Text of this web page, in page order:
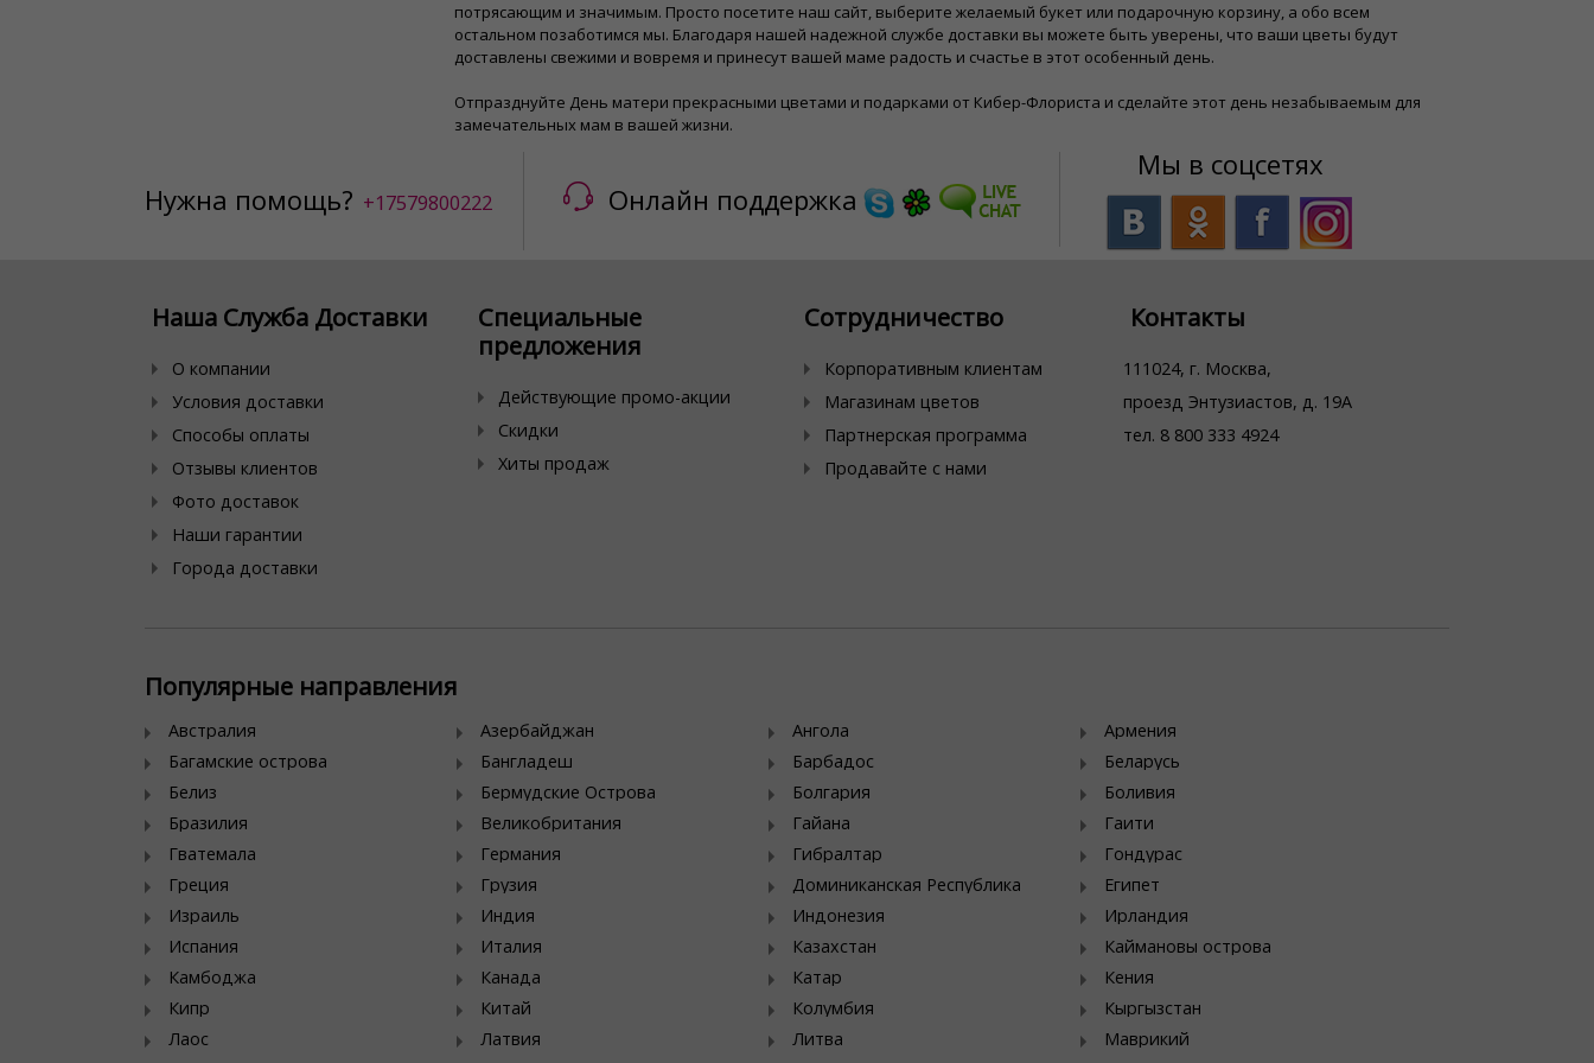
потрясающим и значимым. Просто посетите наш сайт, выберите желаемый букет или подарочную корзину, а обо всем
остальном позаботимся мы. Благодаря нашей надежной службе доставки вы можете быть уверены, что ваши цветы будут
доставлены свежими и вовремя и принесут вашей маме радость и счастье в этот особенный день.
Отпразднуйте День матери прекрасными цветами и подарками от Кибер-Флориста и сделайте этот день незабываемым для
замечательных мам в вашей жизни.
Нужна помощь? +17579800222 Онлайн поддержка
Мы в соцсетях
Наша Служба Доставки
О компании
Условия доставки
Способы оплаты
Отзывы клиентов
Фото доставок
Наши гарантии
Города доставки
Специальные
предложения
Действующие промо-акции
Скидки
Хиты продаж
Сотрудничество
Корпоративным клиентам
Магазинам цветов
Партнерская программа
Продавайте с нами
Контакты
111024, г. Москва,
проезд Энтузиастов, д. 19А
тел. 8 800 333 4924
Популярные направления
Австралия Азербайджан Ангола
Армения
Багамские острова
Бангладеш Барбадос
Беларусь
Белиз
Бермудские Острова Болгария
Боливия
Бразилия
Великобритания Гайана
Гаити
Гватемала
Германия Гибралтар
Гондурас
Греция
Грузия Доминиканская Республика
Египет
Израиль
Индия Индонезия
Ирландия
Испания
Италия Казахстан
Каймановы острова
Камбоджа
Канада Катар
Кения
Кипр
Китай Колумбия
Кыргызстан
Лаос
Латвия Литва
Маврикий